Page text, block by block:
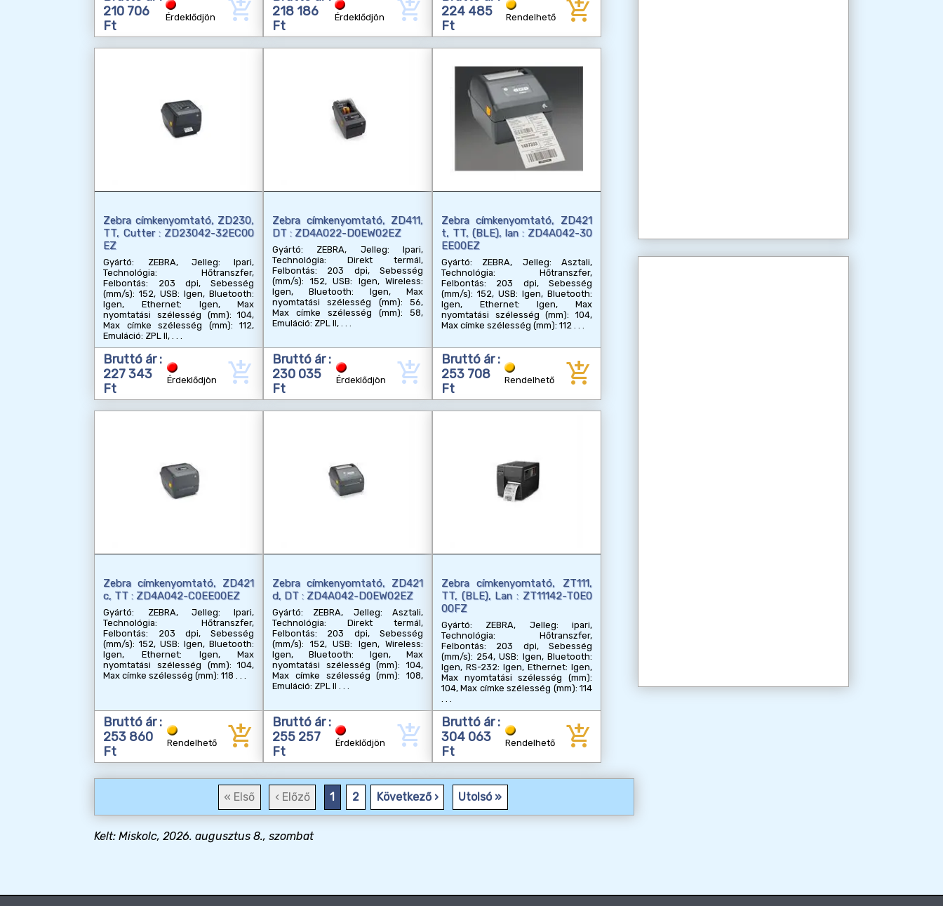
210 706
Ft
Érdeklődjön add_shopping_cart
218 186
Ft
Érdeklődjön add_shopping_cart
224 485
Ft
Rendelhető add_shopping_cart
Zebra címkenyomtató, ZD230,
TT, Cutter : ZD23042-32EC00
EZ
Gyártó: ZEBRA, Jelleg: Ipari,
Technológia: Hőtranszfer,
Felbontás: 203 dpi, Sebesség
(mm/s): 152, USB: Igen, Bluetooth:
Igen, Ethernet: Igen, Max
nyomtatási szélesség (mm): 104,
Max címke szélesség (mm): 112,
Emuláció: ZPL II,
Bruttó ár :
227 343
Ft
Érdeklődjön add_shopping_cart
Zebra címkenyomtató, ZD411,
DT : ZD4A022-D0EW02EZ
Gyártó: ZEBRA, Jelleg: Ipari,
Technológia: Direkt termál,
Felbontás: 203 dpi, Sebesség
(mm/s): 152, USB: Igen, Wireless:
Igen, Bluetooth: Igen, Max
nyomtatási szélesség (mm): 56,
Max címke szélesség (mm): 58,
Emuláció: ZPL II,
Bruttó ár :
230 035
Ft
Érdeklődjön add_shopping_cart
Zebra címkenyomtató, ZD421
t, TT, (BLE), lan : ZD4A042-30
EE00EZ
Gyártó: ZEBRA, Jelleg: Asztali,
Technológia: Hőtranszfer,
Felbontás: 203 dpi, Sebesség
(mm/s): 152, USB: Igen, Bluetooth:
Igen, Ethernet: Igen, Max
nyomtatási szélesség (mm): 104,
Max címke szélesség (mm): 112
Bruttó ár :
253 708
Ft
Rendelhető add_shopping_cart
Zebra címkenyomtató, ZD421
c, TT : ZD4A042-C0EE00EZ
Gyártó: ZEBRA, Jelleg: Ipari,
Technológia: Hőtranszfer,
Felbontás: 203 dpi, Sebesség
(mm/s): 152, USB: Igen, Bluetooth:
Igen, Ethernet: Igen, Max
nyomtatási szélesség (mm): 104,
Max címke szélesség (mm): 118
Bruttó ár :
253 860
Ft
Rendelhető add_shopping_cart
Zebra címkenyomtató, ZD421
d, DT : ZD4A042-D0EW02EZ
Gyártó: ZEBRA, Jelleg: Asztali,
Technológia: Direkt termál,
Felbontás: 203 dpi, Sebesség
(mm/s): 152, USB: Igen, Wireless:
Igen, Bluetooth: Igen, Max
nyomtatási szélesség (mm): 104,
Max címke szélesség (mm): 108,
Emuláció: ZPL II
Bruttó ár :
255 257
Ft
Érdeklődjön add_shopping_cart
Zebra címkenyomtató, ZT111,
TT, (BLE), Lan : ZT11142-T0E0
00FZ
Gyártó: ZEBRA, Jelleg: ipari,
Technológia: Hőtranszfer,
Felbontás: 203 dpi, Sebesség
(mm/s): 254, USB: Igen, Bluetooth:
Igen, RS-232: Igen, Ethernet: Igen,
Max nyomtatási szélesség (mm):
104, Max címke szélesség (mm): 114
Bruttó ár :
304 063
Ft
Rendelhető add_shopping_cart
« Első ‹ Előző 1 2 Következő › Utolsó »
Kelt: Miskolc, 2026. augusztus 8., szombat